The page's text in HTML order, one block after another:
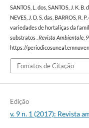
SANTOS, L. dos, SANTOS, J. K. B.
NEVES, J. D. S. das, BARROS, R.
variedades de hortaliças da
substratos . Revista Ambientale, 9
https://
Fomatos de Citação
Edição
v. 9 n. 1 (2017): Revista